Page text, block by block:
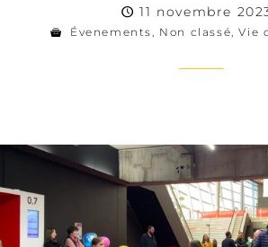
11 novembre
Évenements, Non classé,Vie